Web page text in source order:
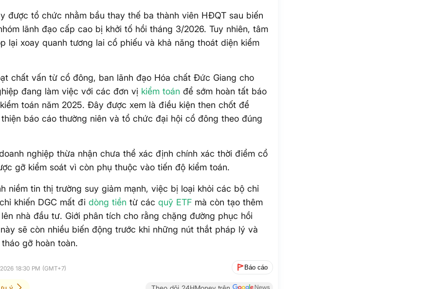
được tổ chức nhằm bầu thay thế ba thành viên HĐQT sau biến
lãnh đạo cấp cao bị khởi tố hồi tháng 3/2026. Tuy nhiên, tâm
lại xoay quanh tương lai cổ phiếu và khả năng thoát diện kiểm
chất vấn từ cổ đông, ban lãnh đạo Hóa chất Đức Giang cho
đang làm việc với các đơn vị kiểm toán để sớm hoàn tất báo
toán năm 2025. Đây được xem là điều kiện then chốt để
báo cáo thường niên và tổ chức đại hội cổ đông theo đúng
nghiệp thừa nhận chưa thể xác định chính xác thời điểm cổ
gỡ kiểm soát vì còn phụ thuộc vào tiến độ kiểm toán.
niềm tin thị trường suy giảm mạnh, việc bị loại khỏi các bộ chỉ
khiến DGC mất đidòng tiền từ cácquỹ ETF mà còn tạo thêm
nhà đầu tư. Giới phân tích cho rằng chặng đường phục hồi
sẽ còn nhiều biến động trước khi những nút thắt pháp lý và
gỡ hoàn toàn.
18:30 PM (GMT+7) Báo cáo